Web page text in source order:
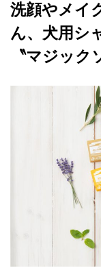
洗顔やメイ
ん、犬用シ
〝マジック